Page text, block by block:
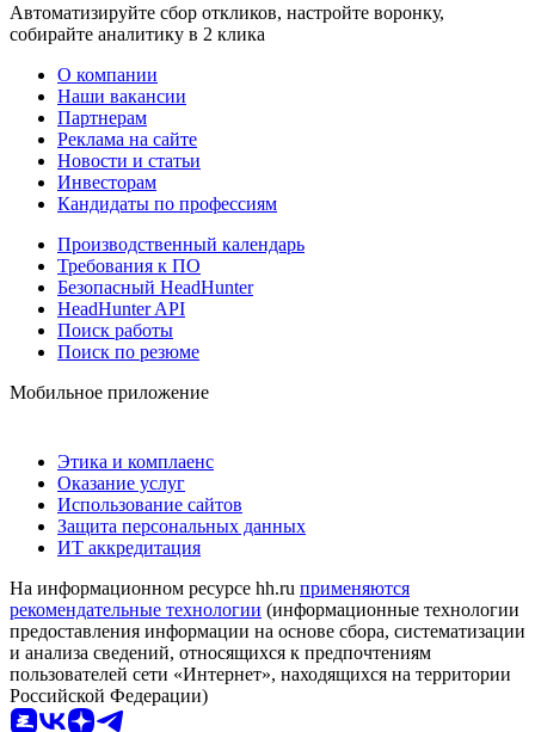
Автоматизируйте сбор откликов, настройте воронку,
собирайте аналитику в 2 клика
О компании
Наши вакансии
Партнерам
Реклама на сайте
Новости и статьи
Инвесторам
Кандидаты по профессиям
Производственный календарь
Требования к ПО
Безопасный HeadHunter
HeadHunter API
Поиск работы
Поиск по резюме
Мобильное приложение
Этика и комплаенс
Оказание услуг
Использование сайтов
Защита персональных данных
ИТ аккредитация
На информационном ресурсе hh.ru применяются
рекомендательные технологии (информационные технологии
предоставления информации на основе сбора, систематизации
и анализа сведений, относящихся к предпочтениям
пользователей сети «Интернет», находящихся на территории
Российской Федерации)